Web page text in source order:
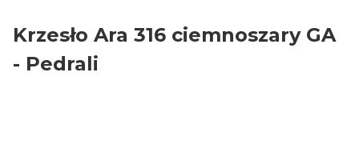
Krzesło Ara 316 ciemnoszary GA
- Pedrali